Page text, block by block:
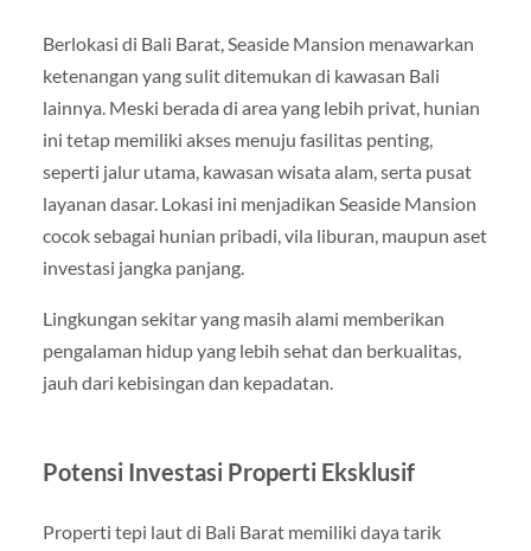
Berlokasi di Bali Barat, Seaside Mansion menawarkan
ketenangan yang sulit ditemukan di kawasan Bali
lainnya. Meski berada di area yang lebih privat, hunian
ini tetap memiliki akses menuju fasilitas penting,
seperti jalur utama, kawasan wisata alam, serta pusat
layanan dasar. Lokasi ini menjadikan Seaside Mansion
cocok sebagai hunian pribadi, vila liburan, maupun aset
investasi jangka panjang.
Lingkungan sekitar yang masih alami memberikan
pengalaman hidup yang lebih sehat dan berkualitas,
jauh dari kebisingan dan kepadatan.
Potensi Investasi Properti Eksklusif
Properti tepi laut di Bali Barat memiliki daya tarik